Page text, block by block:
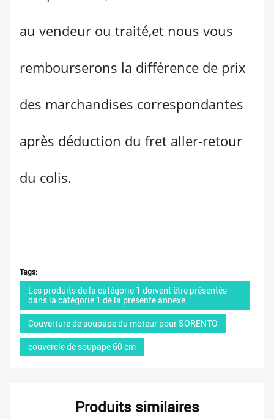
au vendeur ou traité,et nous vous
rembourserons la différence de prix
des marchandises correspondantes
après déduction du fret aller-retour
du colis.
Tags:
Les produits de la catégorie 1 doivent être présentés
dans la catégorie 1 de la présente annexe.
Couverture de soupape du moteur pour SORENTO
couvercle de soupape 60 cm
Produits similaires